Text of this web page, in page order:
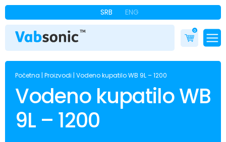
SRB ENG
0
Početna | Proizvodi | Vodeno kupatilo WB 9L – 1200
Vodeno kupatilo WB
9L – 1200